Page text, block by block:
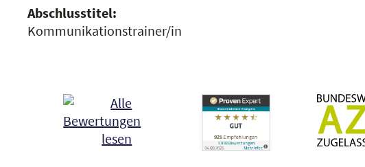
Abschlusstitel:
Kommunikationstrainer/in